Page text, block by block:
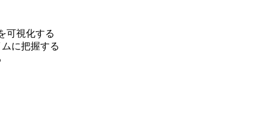
可視化する
に把握する